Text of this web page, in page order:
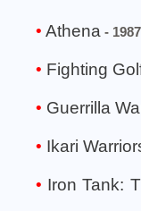
Athena -
Fighting
Guerrilla
Ikari
Iron Tank: